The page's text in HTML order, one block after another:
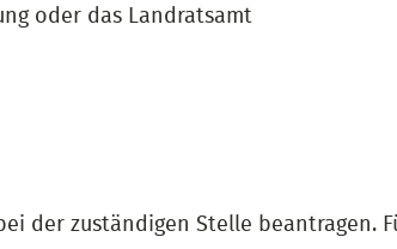
oder das Landratsamt
der zuständigen Stelle